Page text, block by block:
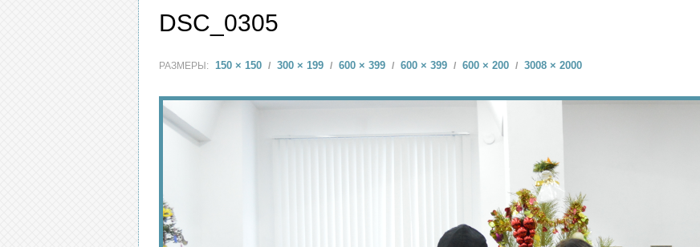
DSC_0305
РАЗМЕРЫ: 150 × 150 / 300 × 199 / 600 × 399 / 600 × 399 / 600 × 200 / 3008 × 2000